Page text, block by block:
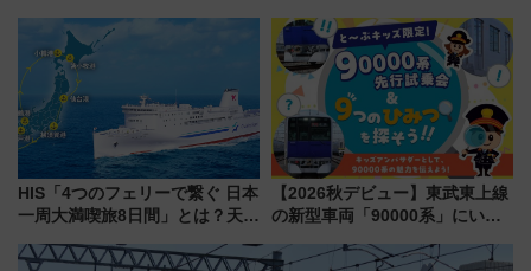
オープン 秋からはビストロ営業
も！
HIS「4つのフェリーで繋ぐ 日本
一周大満喫旅8日間」とは？天橋
の絶景＆限定グルメを網羅！煩
【2026秋デビュー】東武東上線
の新型車両「90000系」にいち
向け先行試乗会でキッズアンバ